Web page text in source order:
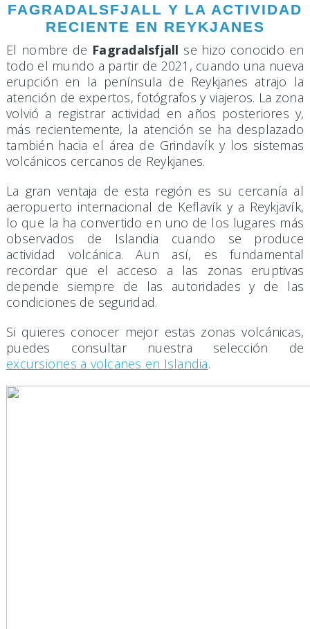
FAGRADALSFJALL Y LA ACTIVIDAD
RECIENTE EN REYKJANES
El nombre de Fagradalsfjall se hizo conocido en
todo el mundo a partir de 2021, cuando una nueva
erupción en la península de Reykjanes atrajo la
atención de expertos, fotógrafos y viajeros. La zona
volvió a registrar actividad en años posteriores y,
más recientemente, la atención se ha desplazado
también hacia el área de Grindavík y los sistemas
volcánicos cercanos de Reykjanes.
La gran ventaja de esta región es su cercanía al
aeropuerto internacional de Keflavík y a Reykjavík,
lo que la ha convertido en uno de los lugares más
observados de Islandia cuando se produce
actividad volcánica. Aun así, es fundamental
recordar que el acceso a las zonas eruptivas
depende siempre de las autoridades y de las
condiciones de seguridad.
Si quieres conocer mejor estas zonas volcánicas,
puedes consultar nuestra selección de
excursiones a volcanes en Islandia.